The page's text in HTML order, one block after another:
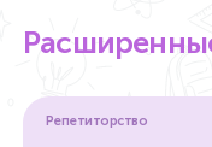
Репетиторство